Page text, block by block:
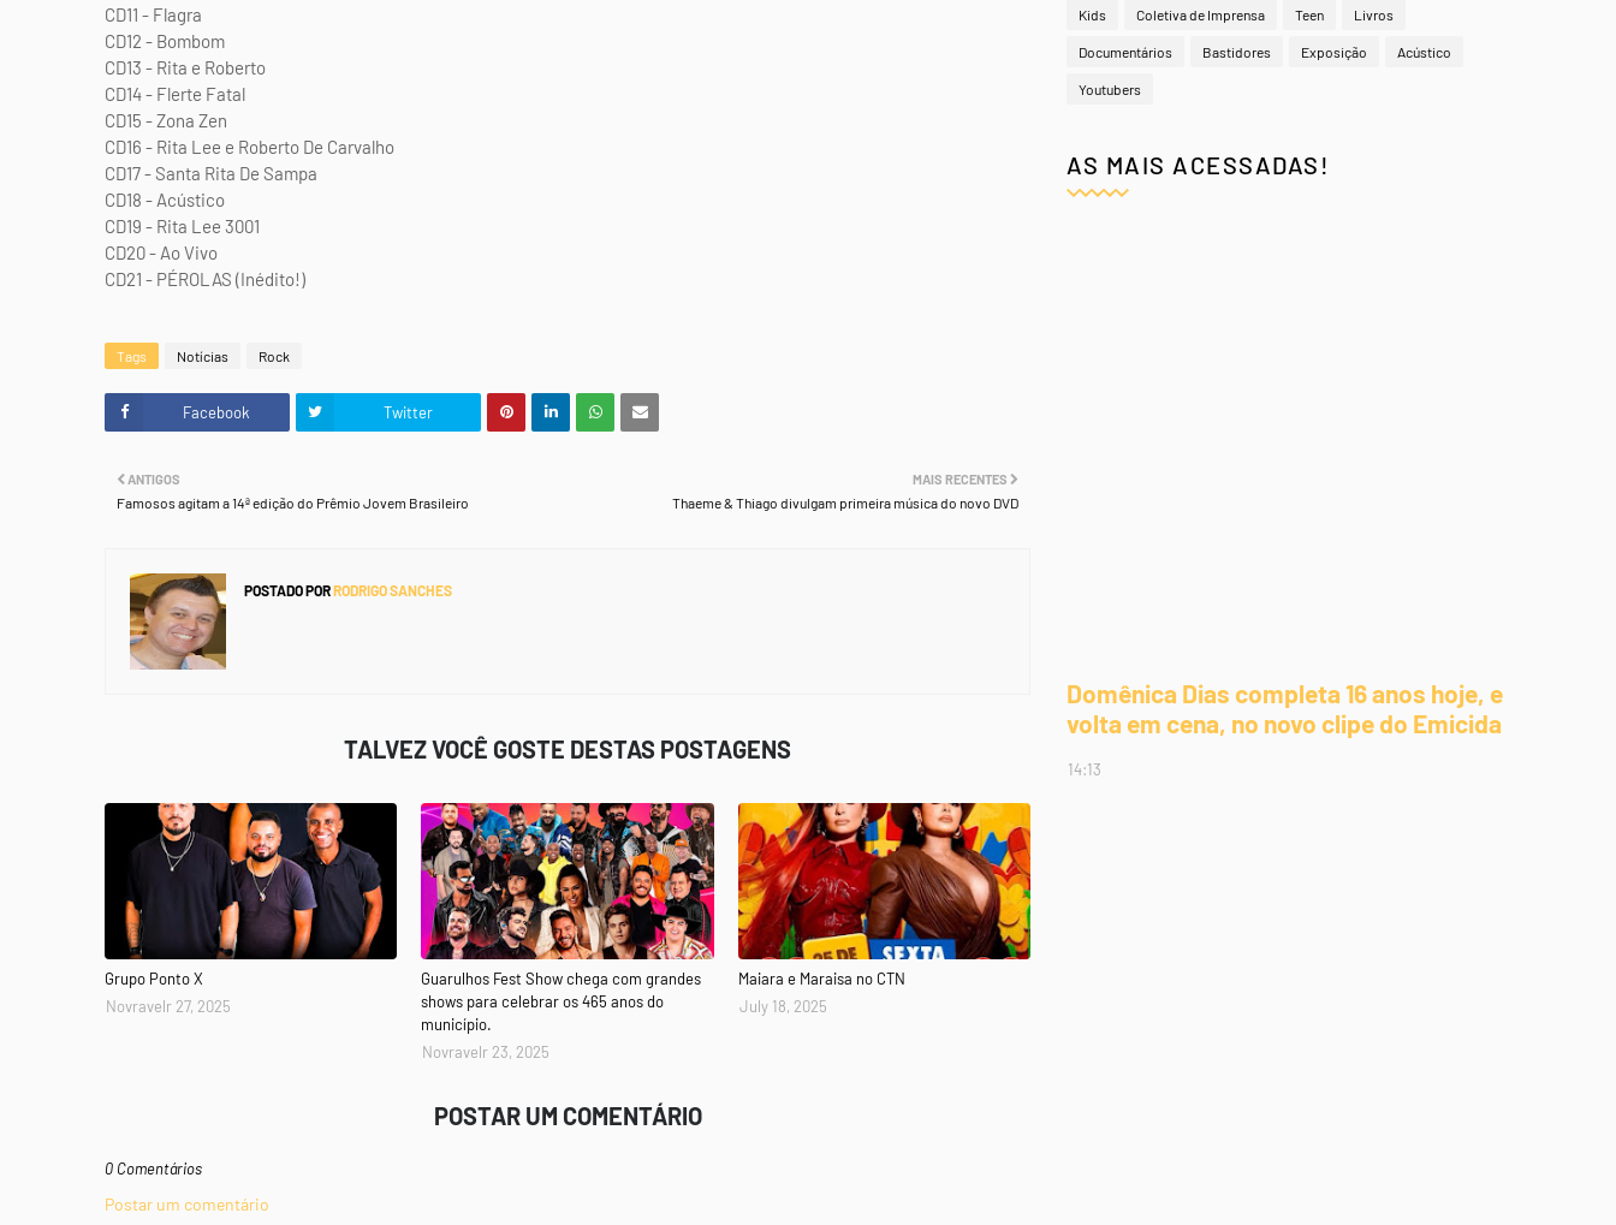
CD11 - Flagra
CD12 - Bombom
CD13 - Rita e Roberto
CD14 - Flerte Fatal
CD15 - Zona Zen
CD16 - Rita Lee e Roberto De Carvalho
CD17 - Santa Rita De Sampa
CD18 - Acústico
CD19 - Rita Lee 3001
CD20 - Ao Vivo
CD21 - PÉROLAS (Inédito!)
Tags Notícias Rock
Facebook Twitter
MAIS RECENTES
Thaeme & Thiago divulgam primeira música do novo DVD
ANTIGOS
Famosos agitam a 14ª edição do Prêmio Jovem Brasileiro
POSTADO PORRODRIGO SANCHES
TALVEZ VOCÊ GOSTE DESTAS POSTAGENS
Grupo Ponto X
Novravelr 27, 2025
Guarulhos Fest Show chega com grandes
shows para celebrar os 465 anos do
município.
Novravelr 23, 2025
Maiara e Maraisa no CTN
July 18, 2025
POSTAR UM COMENTÁRIO
0 Comentários
Postar um comentário
Kids Coletiva de Imprensa Teen Livros
Documentários Bastidores Exposição Acústico
Youtubers
AS MAIS ACESSADAS!
Domênica Dias completa 16 anos hoje, e
volta em cena, no novo clipe do Emicida
14:13